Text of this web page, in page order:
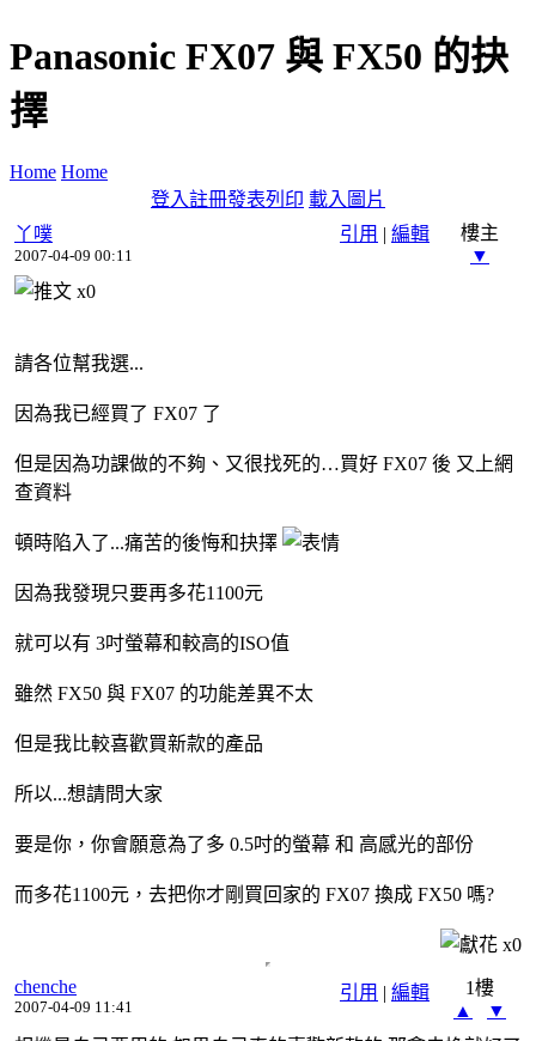
Panasonic FX07 與 FX50 的抉
擇
Home Home
登入註冊發表列印 載入圖片
引用 | 編輯
丫噗
2007-04-09 00:11
樓主
▼
x0
請各位幫我選...
因為我已經買了 FX07 了
但是因為功課做的不夠、又很找死的…買好 FX07 後 又上網
查資料
頓時陷入了...痛苦的後悔和抉擇
因為我發現只要再多花1100元
就可以有 3吋螢幕和較高的ISO值
雖然 FX50 與 FX07 的功能差異不太
但是我比較喜歡買新款的產品
所以...想請問大家
要是你，你會願意為了多 0.5吋的螢幕 和 高感光的部份
而多花1100元，去把你才剛買回家的 FX07 換成 FX50 嗎?
x0
引用 | 編輯
chenche
2007-04-09 11:41
1樓
▲
▼